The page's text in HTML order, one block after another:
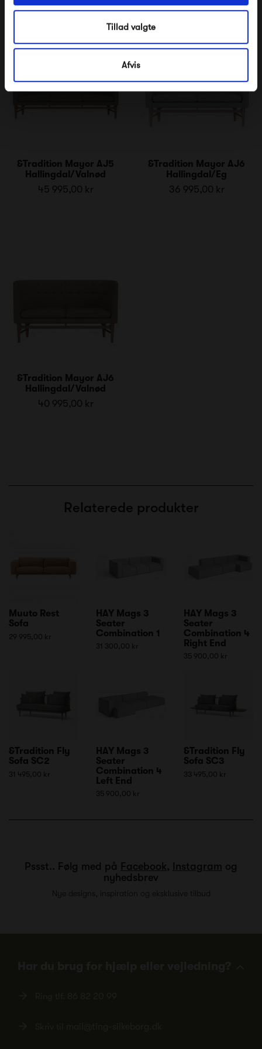
Tillad valgte
Afvis
&Tradition Mayor AJ5
Hallingdal/Valnød
45 995,00 kr
&Tradition Mayor AJ6
Hallingdal/Eg
36 995,00 kr
&Tradition Mayor AJ6
Hallingdal/Valnød
40 995,00 kr
Relaterede produkter
Muuto Rest
Sofa
29 995,00 kr
HAY Mags 3
Seater
Combination 1
31 300,00 kr
HAY Mags 3
Seater
Combination 4
Right End
35 900,00 kr
&Tradition Fly
Sofa SC2
31 495,00 kr
HAY Mags 3
Seater
Combination 4
Left End
35 900,00 kr
&Tradition Fly
Sofa SC3
33 495,00 kr
Pssst.. Følg med på Facebook, Instagram og
nyhedsbrev
Nye designs, inspiration og eksklusive tilbud